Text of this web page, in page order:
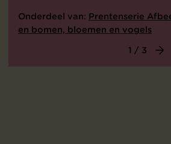
Onderdeel van: Prentenserie
en bomen, bloemen en vogels
1 / 3